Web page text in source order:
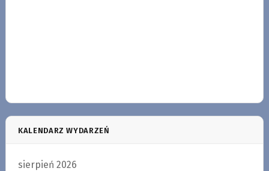
KALENDARZ WYDARZEŃ
sierpień 2026